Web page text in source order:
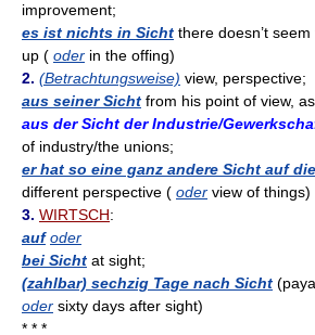
improvement;
es ist nichts in Sicht there doesn’t
up ( oder in the offing)
2. (Betrachtungsweise) view, perspective;
aus seiner Sicht from his point of view,
aus der Sicht der Industrie/
of industry/the unions;
er hat so eine ganz andere Sicht auf
different perspective ( oder view of things)
3. WIRTSCH:
auf oder
bei Sicht at sight;
(zahlbar) sechzig Tage nach Sicht
oder sixty days after sight)
* * *